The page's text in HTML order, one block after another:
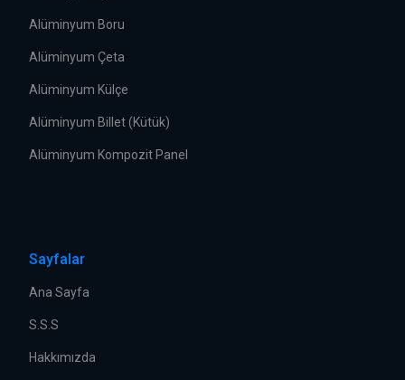
Alüminyum Boru
Alüminyum Çeta
Alüminyum Külçe
Alüminyum Billet (Kütük)
Alüminyum Kompozit Panel
Sayfalar
Ana Sayfa
S.S.S
Hakkımızda